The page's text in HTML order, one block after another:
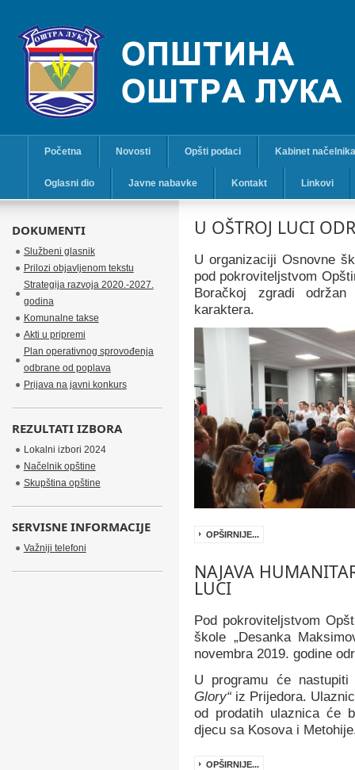
Početna Novosti Opšti podaci Kabinet načelnika
Oglasni dio Javne nabavke Kontakt Linkovi
U OŠTROJ LUCI
U organizaciji Osnovne
pod pokroviteljstvom
Boračkoj zgradi održan
karaktera.
OPŠIRNIJE...
NAJAVA
LUCI
Pod pokroviteljstvom
škole „Desanka
novembra 2019. godine
U programu će
Glory“iz Prijedora.
od prodatih ulaznica će
djecu sa Kosova i
OPŠIRNIJE...
DOKUMENTI
Službeni glasnik
Prilozi objavljenom tekstu
Strategija razvoja 2020.-2027.
godina
Komunalne takse
Akti u pripremi
Plan operativnog sprovođenja
odbrane od poplava
Prijava na javni konkurs
REZULTATI IZBORA
Lokalni izbori 2024
Načelnik opštine
Skupština opštine
SERVISNE INFORMACIJE
Važniji telefoni